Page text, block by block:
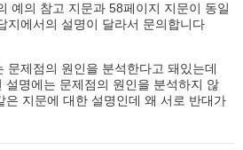
예의 참고 지문과 58페이지 지문이 동일
지에서의 설명이 달라서 문의합니다
문제점의 원인을 분석한다고 돼있는데
설명에는 문제점의 원인을 분석하지 않
은 지문에 대한 설명인데 왜 서로 반대가